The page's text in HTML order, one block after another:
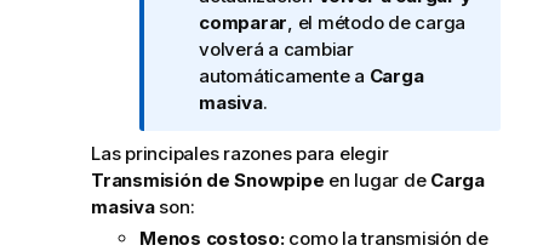
comparar, el método de carga
volverá a cambiar
automáticamente a Carga
masiva.
Las principales razones para elegir
Transmisión de Snowpipe en lugar de Carga
masivason:
Menos costoso: como la transmisión de